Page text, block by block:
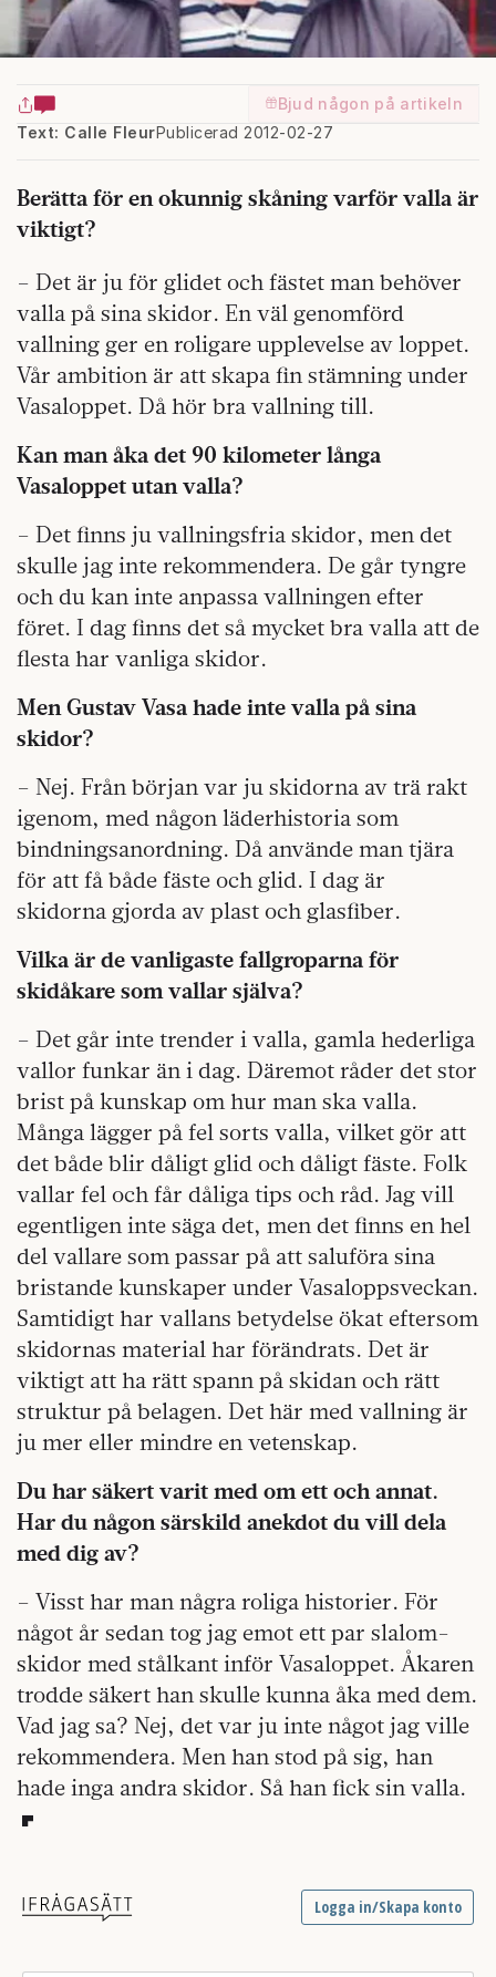
Bjud någon på artikeln
Text: Calle FleurPublicerad 2012-02-27
Berätta för en okunnig skåning varför valla är
viktigt?
– Det är ju för glidet och fästet man behöver
valla på sina skidor. En väl genomförd
vallning ger en roligare upplevelse av loppet.
Vår ambition är att skapa fin stämning under
Vasaloppet. Då hör bra vallning till.
Kan man åka det 90 kilometer långa
Vasaloppet utan valla?
– Det finns ju vallningsfria skidor, men det
skulle jag inte rekommendera. De går tyngre
och du kan inte anpassa vallningen efter
föret. I dag finns det så mycket bra valla att de
flesta har vanliga skidor.
Men Gustav Vasa hade inte valla på sina
skidor?
– Nej. Från början var ju skidorna av trä rakt
igenom, med någon läderhistoria som
bindningsanordning. Då använde man tjära
för att få både fäste och glid. I dag är
skidorna gjorda av plast och glasfiber.
Vilka är de vanligaste fallgroparna för
skidåkare som vallar själva?
– Det går inte trender i valla, gamla hederliga
vallor funkar än i dag. Däremot råder det stor
brist på kunskap om hur man ska valla.
Många lägger på fel sorts valla, vilket gör att
det både blir dåligt glid och dåligt fäste. Folk
vallar fel och får dåliga tips och råd. Jag vill
egentligen inte säga det, men det finns en hel
del vallare som passar på att saluföra sina
bristande kunskaper under Vasaloppsveckan.
Samtidigt har vallans betydelse ökat eftersom
skidornas material har förändrats. Det är
viktigt att ha rätt spann på skidan och rätt
struktur på belagen. Det här med vallning är
ju mer ­eller mindre en vetenskap.
Du har säkert varit med om ett och annat.
Har du någon särskild anekdot du vill dela
med dig av?
– Visst har man några roliga historier. För
något år sedan tog jag emot ett par slalom­
skidor med stålkant inför Vasaloppet. Åkaren
trodde säkert han skulle kunna åka med dem.
Vad jag sa? Nej, det var ju inte något jag ville
rekommendera. Men han stod på sig, han
hade inga andra skidor. Så han fick sin valla.